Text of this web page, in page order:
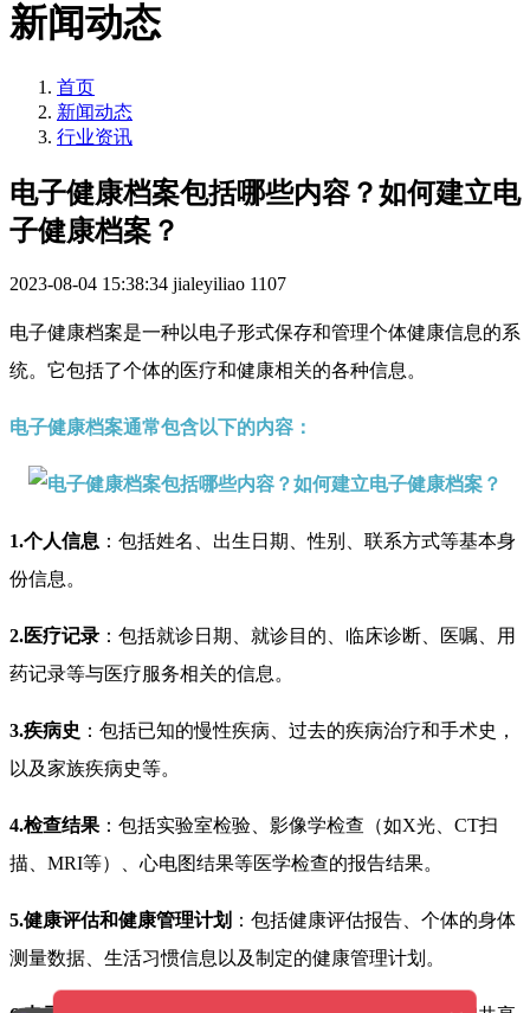
新闻动态
首页
新闻动态
行业资讯
电子健康档案包括哪些内容？如何建立电
子健康档案？
2023-08-04 15:38:34 jialeyiliao 1107
电子健康档案是一种以电子形式保存和管理个体健康信息的系
统。它包括了个体的医疗和健康相关的各种信息。
电子健康档案通常包含以下的内容：
1.个人信息 ：包括姓名、出生日期、性别、联系方式等基本身
份信息。
2.医疗记录 ：包括就诊日期、就诊目的、临床诊断、医嘱、用
药记录等与医疗服务相关的信息。
3.疾病史 ：包括已知的慢性疾病、过去的疾病治疗和手术史，
以及家族疾病史等。
4.检查结果 ：包括实验室检验、影像学检查（如X光、CT扫
描、MRI等）、心电图结果等医学检查的报告结果。
5.健康评估和健康管理计划 ：包括健康评估报告、个体的身体
测量数据、生活习惯信息以及制定的健康管理计划。